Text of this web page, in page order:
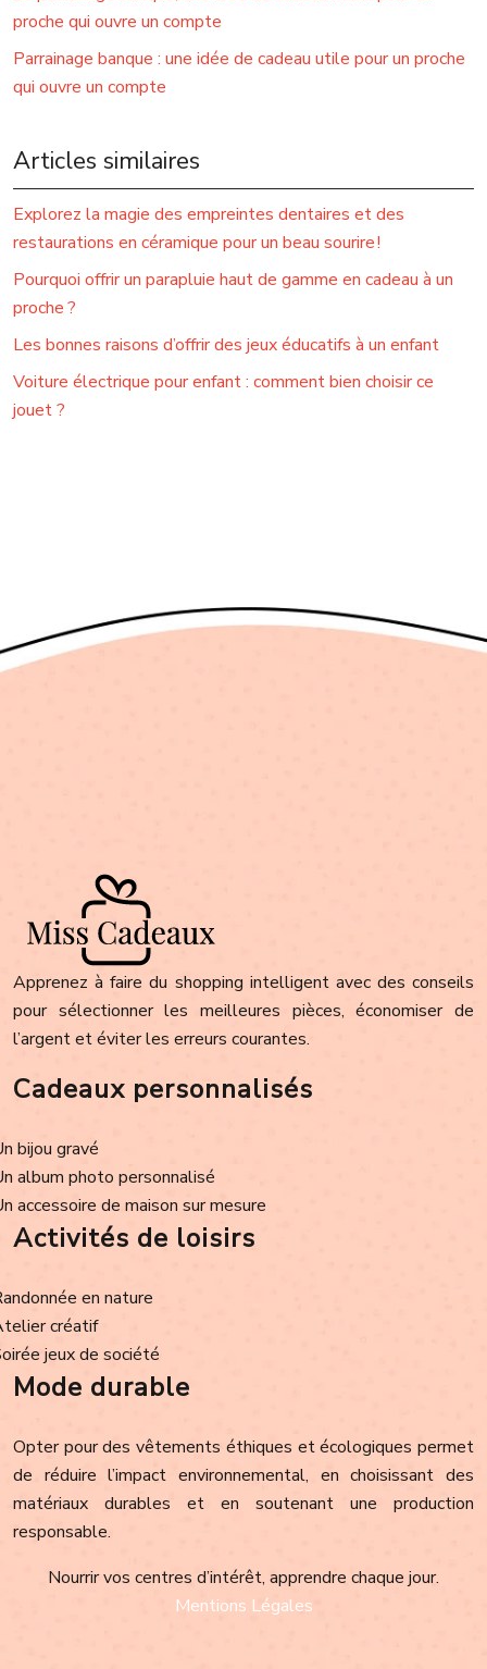
proche qui ouvre un compte
Parrainage banque : une idée de cadeau utile pour un proche
qui ouvre un compte
Articles similaires
Explorez la magie des empreintes dentaires et des
restaurations en céramique pour un beau sourire !
Pourquoi offrir un parapluie haut de gamme en cadeau à un
proche ?
Les bonnes raisons d’offrir des jeux éducatifs à un enfant
Voiture électrique pour enfant : comment bien choisir ce
jouet ?
Apprenez à faire du shopping intelligent avec des conseils
pour sélectionner les meilleures pièces, économiser de
l’argent et éviter les erreurs courantes.
Cadeaux personnalisés
bijou gravé
album photo personnalisé
accessoire de maison sur mesure
Activités de loisirs
en nature
créatif
jeux de société
Mode durable
Opter pour des vêtements éthiques et écologiques permet
de réduire l’impact environnemental, en choisissant des
matériaux durables et en soutenant une production
responsable.
Nourrir vos centres d’intérêt, apprendre chaque jour.
Mentions Légales